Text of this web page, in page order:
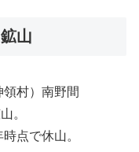
山
村）南野間
。
点で休山。